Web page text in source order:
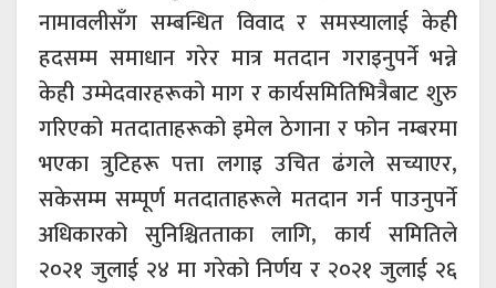
नामावलीसँग सम्बन्धित विवाद र समस्यालाई केही
हदसम्म समाधान गरेर मात्र मतदान गराइनुपर्ने भन्ने
केही उम्मेदवारहरूको माग र कार्यसमितिभित्रैबाट शुरु
गरिएको मतदाताहरूको इमेल ठेगाना र फोन नम्बरमा
भएका त्रुटिहरू पत्ता लगाइ उचित ढंगले सच्याएर,
सकेसम्म सम्पूर्ण मतदाताहरूले मतदान गर्न पाउनुपर्ने
अधिकारको सुनिश्चितताका लागि, कार्य समितिले
२०२१ जुलाई २४ मा गरेको निर्णय र २०२१ जुलाई २६